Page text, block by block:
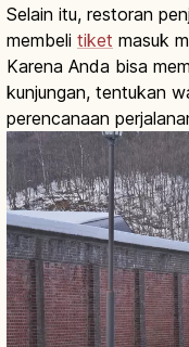
Selain itu, restoran
membeli tiket masuk
Karena Anda bisa
kunjungan, tentukan
perencanaan